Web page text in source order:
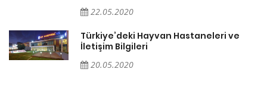
22.05.2020
Türkiye’deki Hayvan Hastaneleri ve
İletişim Bilgileri
20.05.2020